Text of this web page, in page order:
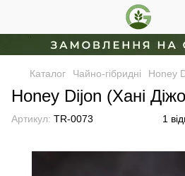
Каталог Чайно-гібридні Honey
Honey Dijon (Хані
Артикул: TR-0073 1